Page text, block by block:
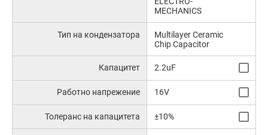
MECHANICS
Тип на кондензатора
Multilayer Ceramic
Chip Capacitor
Капацитет 2.2uF
Работно напрежение 16V
Толеранс на капацитета ±10%